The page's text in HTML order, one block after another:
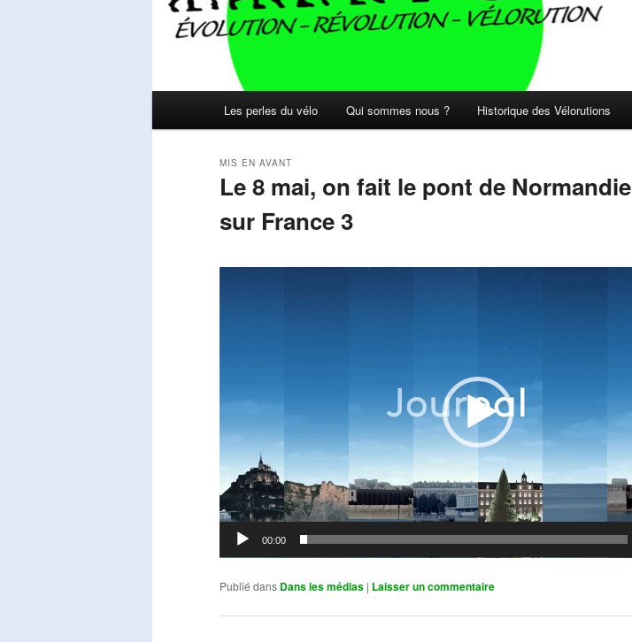
Les perles du vélo Qui sommes nous ? Historique des Vélorutions
Le 8 mai, on fait le pont de Normandie
sur France 3
MIS EN AVANT
00:00
Publié dans Dans les médias | Laisser un commentaire